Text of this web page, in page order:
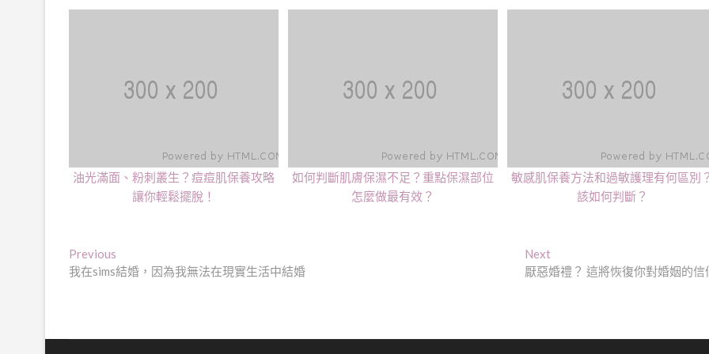
油光滿面、粉刺叢生？痘痘肌保養攻略
讓你輕鬆擺脫！
如何判斷肌膚保濕不足？重點保濕部位
怎麼做最有效？
敏感肌保養方法和過敏護理有何區別
該如何判斷？
文
章
覽
Previous
post:
我在sims結婚，因為我無法在現實生活中結婚
NextNext
post:
厭惡婚禮？ 這將恢復你對婚姻的信